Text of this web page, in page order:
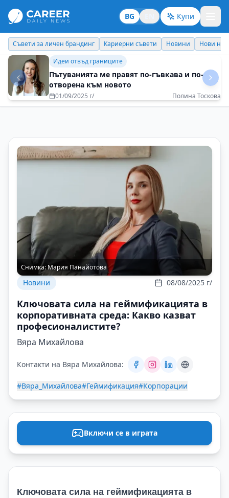
BG Купи
Кариерни съвети Новини Нови назначения Днес празнува
Кариерни съвети
Успехът не е лична декларация, а
колективно признание
11/12/2025 г/ Маню Моравенов
Снимка: Мария Панайотова
Новини 08/08/2025 г/
Ключовата сила на геймификацията в
корпоративната среда: Какво казват
професионалистите?
Вяра Михайлова
Контакти на Вяра Михайлова:
#Вяра_Михайлова#Геймификация#Корпорации
Включи се в играта
Ключовата сила на геймификацията в